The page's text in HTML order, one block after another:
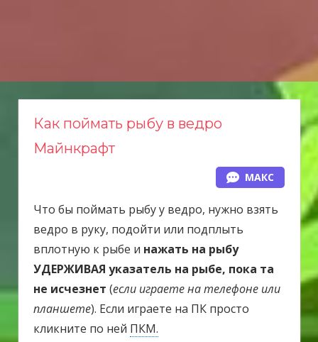
Как поймать рыбу в ведро
Майнкрафт
МАКС
Что бы поймать рыбу у ведро, нужно взять
ведро в руку, подойти или подплыть
вплотную к рыбе и нажать на рыбу
УДЕРЖИВАЯ указатель на рыбе, пока та
не исчезнет (если играете на телефоне или
планшете). Если играете на ПК просто
кликните по ней ПКМ.